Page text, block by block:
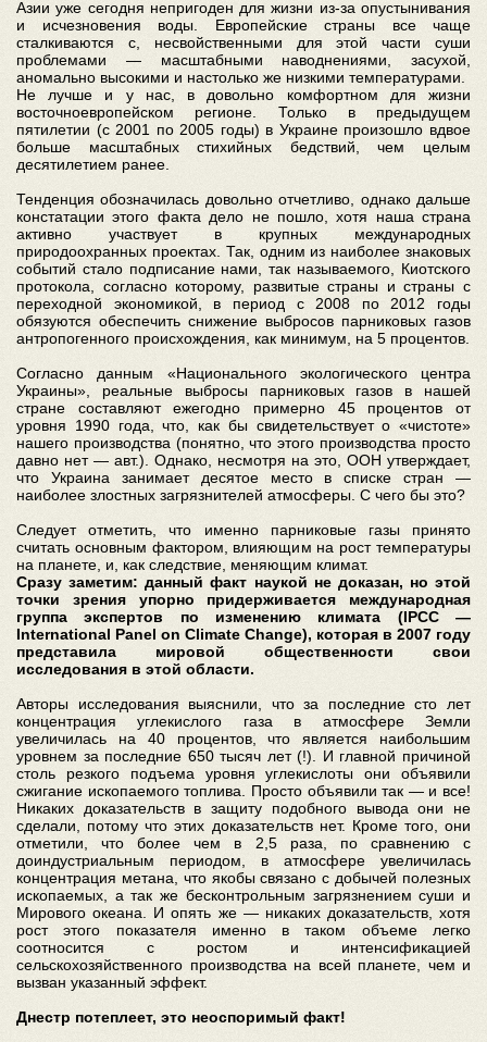
Азии уже сегодня непригоден для жизни из-за опустынивания
и исчезновения воды. Европейские страны все чаще
сталкиваются с, несвойственными для этой части суши
проблемами — масштабными наводнениями, засухой,
аномально высокими и настолько же низкими температурами.
Не лучше и у нас, в довольно комфортном для жизни
восточноевропейском регионе. Только в предыдущем
пятилетии (с 2001 по 2005 годы) в Украине произошло вдвое
больше масштабных стихийных бедствий, чем целым
десятилетием ранее.
Тенденция обозначилась довольно отчетливо, однако дальше
констатации этого факта дело не пошло, хотя наша страна
активно участвует в крупных международных
природоохранных проектах. Так, одним из наиболее знаковых
событий стало подписание нами, так называемого, Киотского
протокола, согласно которому, развитые страны и страны с
переходной экономикой, в период с 2008 по 2012 годы
обязуются обеспечить снижение выбросов парниковых газов
антропогенного происхождения, как минимум, на 5 процентов.
Согласно данным «Национального экологического центра
Украины», реальные выбросы парниковых газов в нашей
стране составляют ежегодно примерно 45 процентов от
уровня 1990 года, что, как бы свидетельствует о «чистоте»
нашего производства (понятно, что этого производства просто
давно нет — авт.). Однако, несмотря на это, ООН утверждает,
что Украина занимает десятое место в списке стран —
наиболее злостных загрязнителей атмосферы. С чего бы это?
Следует отметить, что именно парниковые газы принято
считать основным фактором, влияющим на рост температуры
на планете, и, как следствие, меняющим климат.
Сразу заметим: данный факт наукой не доказан, но этой
точки зрения упорно придерживается международная
группа экспертов по изменению климата (IPCC —
International Panel on Climate Change), которая в 2007 году
представила мировой общественности свои
исследования в этой области.
Авторы исследования выяснили, что за последние сто лет
концентрация углекислого газа в атмосфере Земли
увеличилась на 40 процентов, что является наибольшим
уровнем за последние 650 тысяч лет (!). И главной причиной
столь резкого подъема уровня углекислоты они объявили
сжигание ископаемого топлива. Просто объявили так — и все!
Никаких доказательств в защиту подобного вывода они не
сделали, потому что этих доказательств нет. Кроме того, они
отметили, что более чем в 2,5 раза, по сравнению с
доиндустриальным периодом, в атмосфере увеличилась
концентрация метана, что якобы связано с добычей полезных
ископаемых, а так же бесконтрольным загрязнением суши и
Мирового океана. И опять же — никаких доказательств, хотя
рост этого показателя именно в таком объеме легко
соотносится с ростом и интенсификацией
сельскохозяйственного производства на всей планете, чем и
вызван указанный эффект.
Днестр потеплеет, это неоспоримый факт!